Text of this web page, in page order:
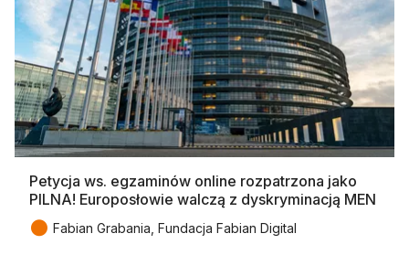
Petycja ws. egzaminów online rozpatrzona jako
PILNA! Europosłowie walczą z dyskryminacją MEN
● Fabian Grabania, Fundacja Fabian Digital